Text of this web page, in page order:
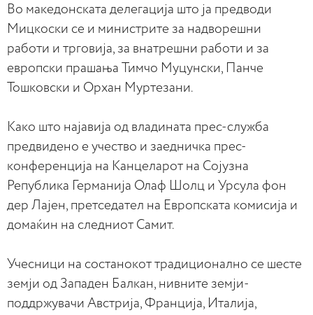
Во македонската делегација што ја предводи
Мицкоски се и министрите за надворешни
работи и трговија, за внатрешни работи и за
европски прашања Тимчо Муцунски, Панче
Тошковски и Орхан Муртезани.
Како што најавија од владината прес-служба
предвидено е учество и заедничка прес-
конференција на Канцеларот на Сојузна
Република Германија Олаф Шолц и Урсула фон
дер Лајен, претседател на Европската комисија и
домаќин на следниот Самит.
Учесници на состанокот традиционално се шесте
земји од Западен Балкан, нивните земји-
поддржувачи Австрија, Франција, Италија,